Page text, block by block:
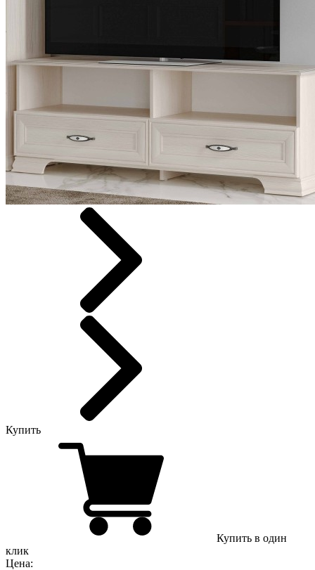
Купить
Купить в один
клик
Цена: